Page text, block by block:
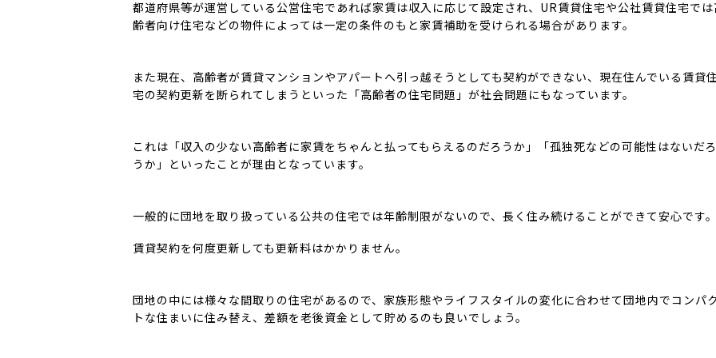
都道府県等が運営している公営住宅であれば家賃は収入に応じて設定され、UR賃貸住宅や公社賃貸住宅では
齢者向け住宅などの物件によっては一定の条件のもと家賃補助を受けられる場合があります。
また現在、高齢者が賃貸マンションやアパートへ引っ越そうとしても契約ができない、現在住んでいる賃貸住
宅の契約更新を断られてしまうといった「高齢者の住宅問題」が社会問題にもなっています。
これは「収入の少ない高齢者に家賃をちゃんと払ってもらえるのだろうか」「孤独死などの可能性はないだろ
うか」といったことが理由となっています。
一般的に団地を取り扱っている公共の住宅では年齢制限がないので、長く住み続けることができて安心です。
賃貸契約を何度更新しても更新料はかかりません。
団地の中には様々な間取りの住宅があるので、家族形態やライフスタイルの変化に合わせて団地内でコンパク
トな住まいに住み替え、差額を老後資金として貯めるのも良いでしょう。